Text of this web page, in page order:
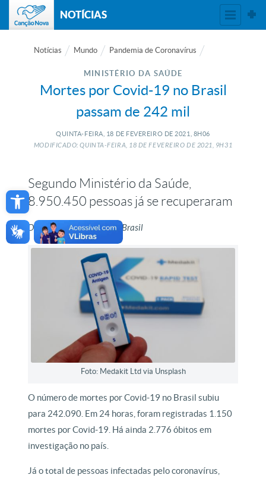
Open toolbar
NOTÍCIAS
Notícias Mundo Pandemia de Coronavírus
MINISTÉRIO DA SAÚDE
Mortes por Covid-19 no Brasil
passam de 242 mil
QUINTA-FEIRA, 18 DE FEVEREIRO DE 2021, 8H06
MODIFICADO: QUINTA-FEIRA, 18 DEFEVEREIRO DE 2021, 9H31
Segundo Ministério da Saúde,
8.950.450 pessoas já se recuperaram
Da redação, com Agência Brasil
Foto: Medakit Ltd via Unsplash
O número de mortes por Covid-19 no Brasil subiu
para 242.090. Em 24 horas, foram registradas 1.150
mortes por Covid-19. Há ainda 2.776 óbitos em
investigação no país.
Já o total de pessoas infectadas pelo coronavírus,